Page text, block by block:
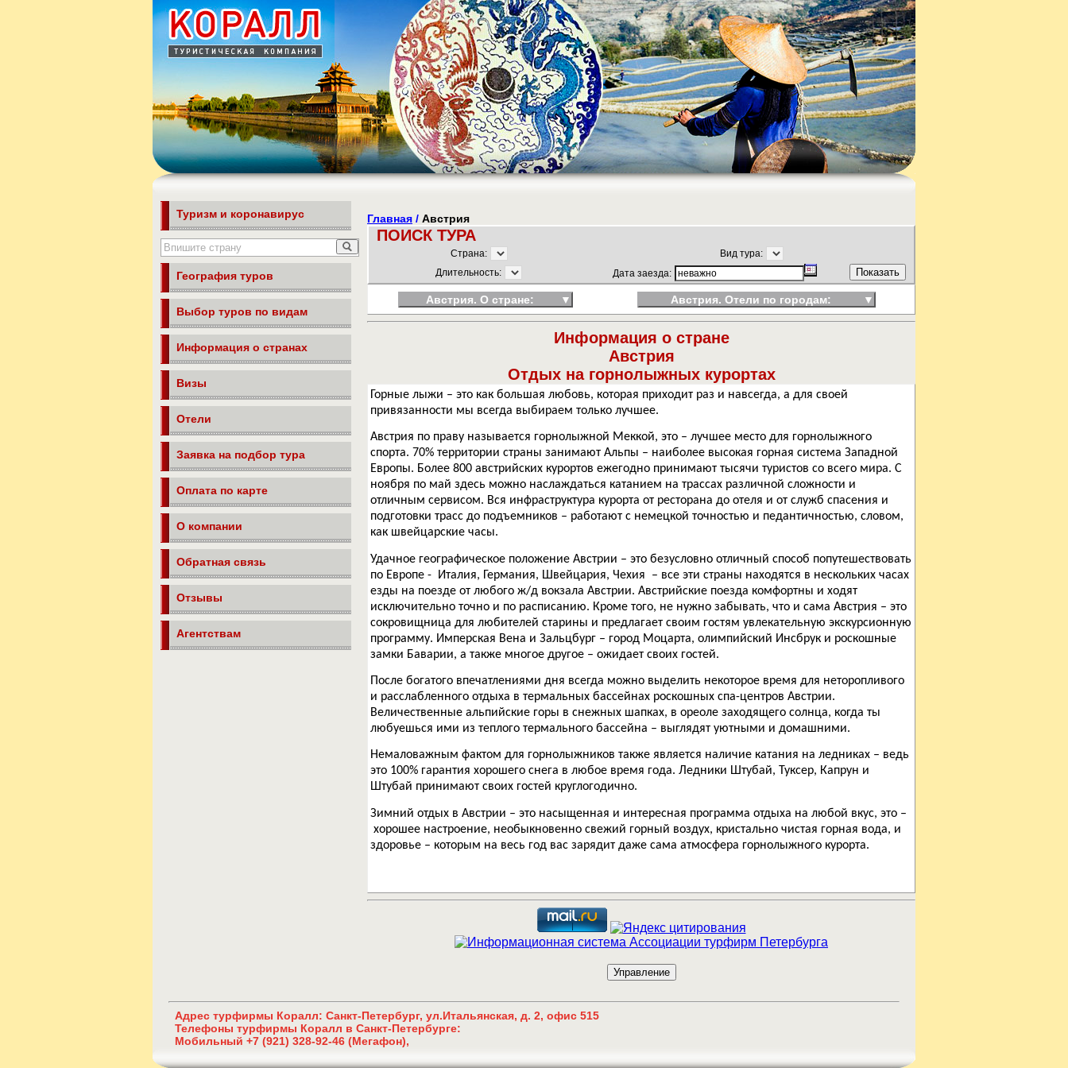
Туризм и коронавирус
География туров
Выбор туров по видам
Информация о странах
Визы
Отели
Заявка на подбор тура
Оплата по карте
О компании
Обратная связь
Отзывы
Агентствам
Главная / Австрия
ПОИСК ТУРА
Страна:
Вид тура:
Длительность:
Дата заезда:
Австрия. О стране: ▼ Австрия. Отели по городам: ▼
Информация о стране
Австрия
Отдых на горнолыжных курортах
Горные лыжи – это как большая любовь, которая приходит раз и навсегда, а для своей
привязанности мы всегда выбираем только лучшее.
Австрия по праву называется горнолыжной Меккой, это – лучшее место для горнолыжного
спорта. 70% территории страны занимают Альпы – наиболее высокая горная система Западной
Европы. Более 800 австрийских курортов ежегодно принимают тысячи туристов со всего мира. С
ноября по май здесь можно наслаждаться катанием на трассах различной сложности и
отличным сервисом. Вся инфраструктура курорта от ресторана до отеля и от служб спасения и
подготовки трасс до подъемников – работают с немецкой точностью и педантичностью, словом,
как швейцарские часы.
Удачное географическое положение Австрии – это безусловно отличный способ попутешествовать
по Европе - Италия, Германия, Швейцария, Чехия – все эти страны находятся в нескольких часах
езды на поезде от любого ж/д вокзала Австрии. Австрийские поезда комфортны и ходят
исключительно точно и по расписанию. Кроме того, не нужно забывать, что и сама Австрия – это
сокровищница для любителей старины и предлагает своим гостям увлекательную экскурсионную
программу. Имперская Вена и Зальцбург – город Моцарта, олимпийский Инсбрук и роскошные
замки Баварии, а также многое другое – ожидает своих гостей.
После богатого впечатлениями дня всегда можно выделить некоторое время для неторопливого
и расслабленного отдыха в термальных бассейнах роскошных спа-центров Австрии.
Величественные альпийские горы в снежных шапках, в ореоле заходящего солнца, когда ты
любуешься ими из теплого термального бассейна – выглядят уютными и домашними.
Немаловажным фактом для горнолыжников также является наличие катания на ледниках – ведь
это 100% гарантия хорошего снега в любое время года. Ледники Штубай, Туксер, Капрун и
Штубай принимают своих гостей круглогодично.
Зимний отдых в Австрии – это насыщенная и интересная программа отдыха на любой вкус, это –
хорошее настроение, необыкновенно свежий горный воздух, кристально чистая горная вода, и
здоровье – которым на весь год вас зарядит даже сама атмосфера горнолыжного курорта.
Адрес турфирмы Коралл: Санкт-Петербург, ул.Итальянская, д. 2, офис 515
Телефоны турфирмы Коралл в Санкт-Петербурге:
Мобильный +7 (921) 328-92-46 (Мегафон),